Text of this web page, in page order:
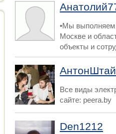
•Мы выполняем
Москве и
объекты и
Все виды
сайте: peera.by
Den1212